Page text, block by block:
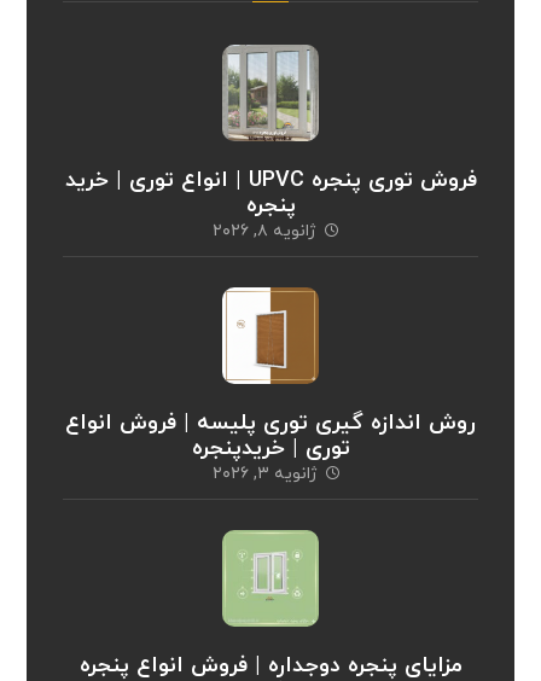
فروش توری پنجره UPVC | انواع توری | خرید
پنجره
ژانویه ۸, ۲۰۲۶
روش اندازه گیری توری پلیسه | فروش انواع
توری | خریدپنجره
ژانویه ۳, ۲۰۲۶
مزایای پنجره دوجداره | فروش انواع پنجره